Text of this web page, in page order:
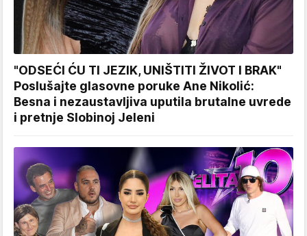
"ODSEĆI ĆU TI JEZIK, UNIŠTITI ŽIVOT I BRAK"
Poslušajte glasovne poruke Ane Nikolić:
Besna i nezaustavljiva uputila brutalne uvrede
i pretnje Slobinoj Jeleni